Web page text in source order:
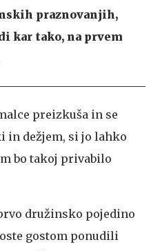
praznovanjih,
kar tako, na prvem
preizkuša in se
in dežjem, si jo lahko
bo takoj privabilo
družinsko pojedino
gostom ponudili